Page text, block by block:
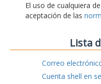
El uso de cualquiera
aceptación de las
Lista
Correo
Cuenta shell en